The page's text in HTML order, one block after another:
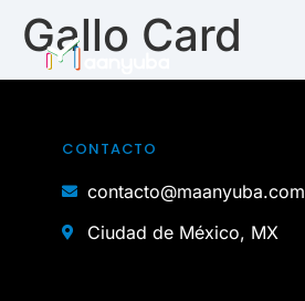
Gallo Card
CONTACTO
contacto@maanyuba.com
Ciudad de México, MX